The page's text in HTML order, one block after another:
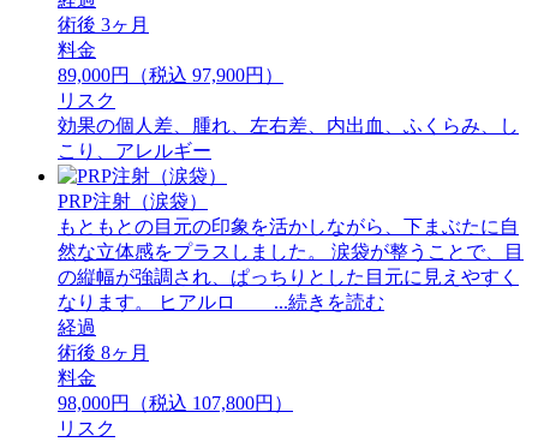
術後 3ヶ月
料金
89,000円（税込 97,900円）
リスク
効果の個人差、腫れ、左右差、内出血、ふくらみ、し
こり、アレルギー
PRP注射（涙袋）
もともとの目元の印象を活かしながら、下まぶたに自
然な立体感をプラスしました。 ⁡涙袋が整うことで、目
の縦幅が強調され、ぱっちりとした目元に見えやすく
なります。 ⁡ヒアルロ ...続きを読む
経過
術後 8ヶ月
料金
98,000円（税込 107,800円）
リスク